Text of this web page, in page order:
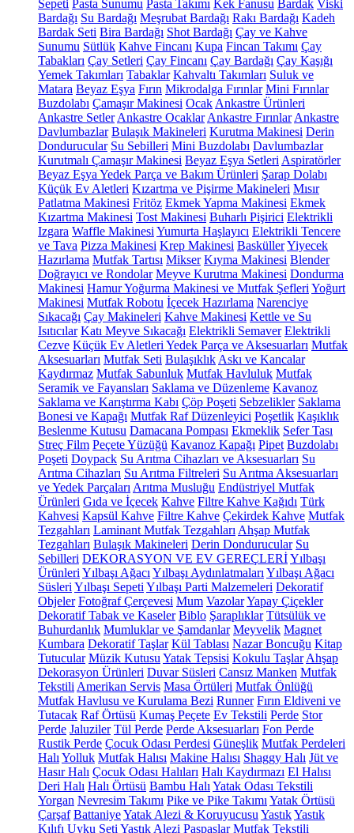
Sepeti Pasta Sunumu Pasta Takımı Kek Fanusu Bardak Viski
Bardağı Su Bardağı Meşrubat Bardağı Rakı Bardağı Kadeh
Bardak Seti Bira Bardağı Shot Bardağı Çay ve Kahve
Sunumu Sütlük Kahve Fincanı Kupa Fincan Takımı Çay
Tabakları Çay Setleri Çay Fincanı Çay Bardağı Çay Kaşığı
Yemek Takımları Tabaklar Kahvaltı Takımları Suluk ve
Matara Beyaz Eşya Fırın Mikrodalga Fırınlar Mini Fırınlar
Buzdolabı Çamaşır Makinesi Ocak Ankastre Ürünleri
Ankastre Setler Ankastre Ocaklar Ankastre Fırınlar Ankastre
Davlumbazlar Bulaşık Makineleri Kurutma Makinesi Derin
Dondurucular Su Sebilleri Mini Buzdolabı Davlumbazlar
Kurutmalı Çamaşır Makinesi Beyaz Eşya Setleri Aspiratörler
Beyaz Eşya Yedek Parça ve Bakım Ürünleri Şarap Dolabı
Küçük Ev Aletleri Kızartma ve Pişirme Makineleri Mısır
Patlatma Makinesi Fritöz Ekmek Yapma Makinesi Ekmek
Kızartma Makinesi Tost Makinesi Buharlı Pişirici Elektrikli
Izgara Waffle Makinesi Yumurta Haşlayıcı Elektrikli Tencere
ve Tava Pizza Makinesi Krep Makinesi BasküllerYiyecek
Hazırlama Mutfak Tartısı Mikser Kıyma Makinesi Blender
Doğrayıcı ve Rondolar Meyve Kurutma Makinesi Dondurma
Makinesi Hamur Yoğurma Makinesi ve Mutfak Şefleri Yoğurt
Makinesi Mutfak Robotu İçecek Hazırlama Narenciye
Sıkacağı Çay Makineleri Kahve Makinesi Kettle ve Su
Isıtıcılar Katı Meyve Sıkacağı Elektrikli Semaver Elektrikli
Cezve Küçük Ev Aletleri Yedek Parça ve Aksesuarları Mutfak
Aksesuarları Mutfak Seti Bulaşıklık Askı ve Kancalar
Kaydırmaz Mutfak Sabunluk Mutfak Havluluk Mutfak
Seramik ve Fayansları Saklama ve Düzenleme Kavanoz
Saklama ve Karıştırma Kabı Çöp Poşeti Sebzelikler Saklama
Bonesi ve Kapağı Mutfak Raf Düzenleyici Poşetlik Kaşıklık
Beslenme Kutusu Damacana Pompası Ekmeklik Sefer Tası
Streç Film Peçete Yüzüğü Kavanoz Kapağı Pipet Buzdolabı
Poşeti Doypack Su Arıtma Cihazları ve Aksesuarları Su
Arıtma Cihazları Su Arıtma Filtreleri Su Arıtma Aksesuarları
ve Yedek Parçaları Arıtma Musluğu Endüstriyel Mutfak
Ürünleri Gıda ve İçecek Kahve Filtre Kahve Kağıdı Türk
Kahvesi Kapsül Kahve Filtre Kahve Çekirdek Kahve Mutfak
Tezgahları Laminant Mutfak Tezgahları Ahşap Mutfak
Tezgahları Bulaşık Makineleri Derin Dondurucular Su
Sebilleri DEKORASYON VE EV GEREÇLERİYılbaşı
Ürünleri Yılbaşı Ağacı Yılbaşı Aydınlatmaları Yılbaşı Ağacı
Süsleri Yılbaşı Sepeti Yılbaşı Parti Malzemeleri Dekoratif
Objeler Fotoğraf Çerçevesi Mum VazolarYapay Çiçekler
Dekoratif Tabak ve Kaseler Biblo Şaraplıklar Tütsülük ve
Buhurdanlık Mumluklar ve Şamdanlar Meyvelik Magnet
Kumbara Dekoratif Taşlar Kül Tablası Nazar Boncuğu Kitap
Tutucular Müzik Kutusu Yatak Tepsisi Kokulu Taşlar Ahşap
Dekorasyon Ürünleri Duvar Süsleri Cansız Manken Mutfak
Tekstili Amerikan Servis Masa Örtüleri Mutfak Önlüğü
Mutfak Havlusu ve Kurulama Bezi Runner Fırın Eldiveni ve
Tutacak Raf Örtüsü Kumaş Peçete Ev Tekstili Perde Stor
Perde Jaluziler Tül Perde Perde Aksesuarları Fon Perde
Rustik Perde Çocuk Odası Perdesi Güneşlik Mutfak Perdeleri
Halı Yolluk Mutfak Halısı Makine Halısı Shaggy Halı Jüt ve
Hasır Halı Çocuk Odası Halıları Halı Kaydırmazı El Halısı
Deri Halı Halı Örtüsü Bambu Halı Yatak Odası Tekstili
Yorgan Nevresim Takımı Pike ve Pike Takımı Yatak Örtüsü
Çarşaf BattaniyeYatak Alezi & Koruyucusu YastıkYastık
Kılıfı Uyku Seti Yastık Alezi Paspaslar Mutfak Tekstili